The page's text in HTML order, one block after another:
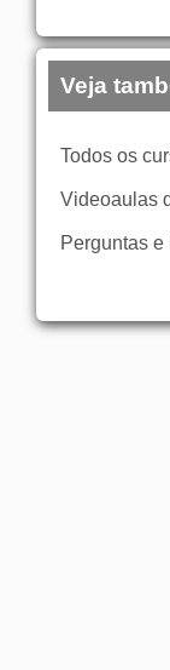
Veja
Todos os
Videoaulas
Perguntas